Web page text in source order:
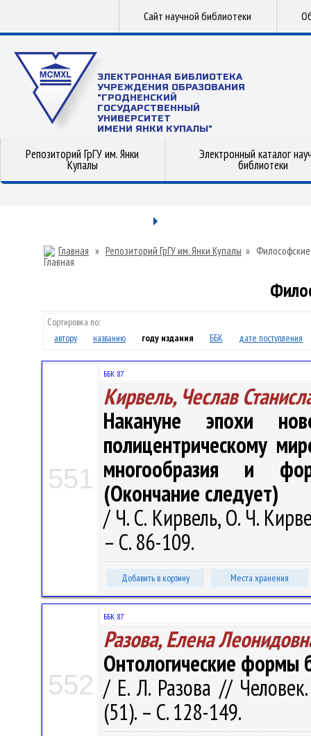
Сайт научной библиотеки
ЭЛЕКТРОННАЯ БИБЛИОТЕКА
УЧРЕЖДЕНИЯ ОБРАЗОВАНИЯ
"ГРОДНЕНСКИЙ
ГОСУДАРСТВЕННЫЙ
УНИВЕРСИТЕТ
ИМЕНИ ЯНКИ КУПАЛЫ"
Репозиторий ГрГУ им. Янки
Купалы
Электронный каталог
библиотеки
Главная » Репозиторий ГрГУ им. Янки Купалы »
Сортировка по:
автору
названию году издания ББК дате поступления
551
ББК 87
Кирвель, Чеслав
Накануне эпохи
полицентрическому
многообразия и
(Окончание следует)
/ Ч. С. Кирвель, О. Ч.
– С. 86-109.
Добавить в корзину Места хранения
552
ББК 87
Разова, Елена
Онтологические формы
/ Е. Л. Разова //
(51). – С. 128-149.